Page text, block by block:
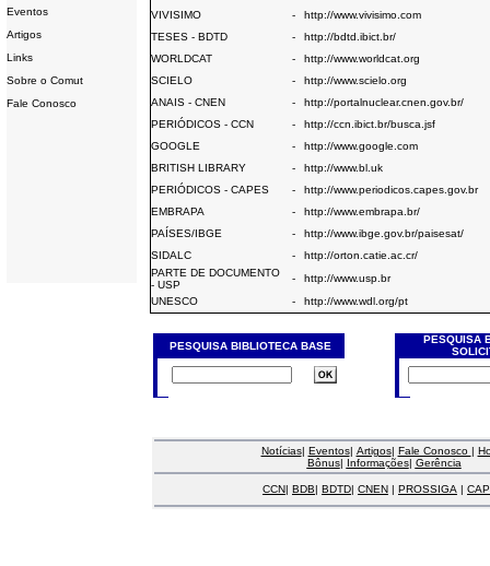
Eventos
Artigos
Links
Sobre o Comut
Fale Conosco
VIVISIMO
-
http://www.vivisimo.com
TESES - BDTD
-
http://bdtd.ibict.br/
WORLDCAT
-
http://www.worldcat.org
SCIELO
-
http://www.scielo.org
ANAIS - CNEN
-
http://portalnuclear.cnen.gov.br/
PERIÓDICOS - CCN
-
http://ccn.ibict.br/busca.jsf
GOOGLE
-
http://www.google.com
BRITISH LIBRARY
-
http://www.bl.uk
PERIÓDICOS - CAPES
-
http://www.periodicos.capes.gov.br
EMBRAPA
-
http://www.embrapa.br/
PAÍSES/IBGE
-
http://www.ibge.gov.br/paisesat/
SIDALC
-
http://orton.catie.ac.cr/
PARTE DE DOCUMENTO
- USP
-
http://www.usp.br
UNESCO
- http://www.wdl.org/pt
PESQUISA BIBLIOTECA BASE
PESQUISA
Notícias| Eventos| Artigos| Fale Conosco |
Bônus| Informações| Gerência
CCN| BDB| BDTD| CNEN | PROSSIGA |